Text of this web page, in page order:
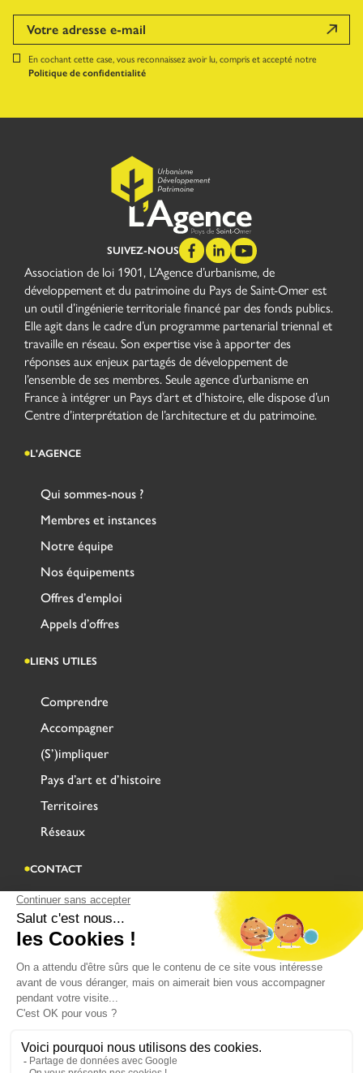
En cochant cette case, vous reconnaissez avoir lu, compris et accepté notre
Politique de confidentialité
SUIVEZ-NOUS
Association de loi 1901, L’Agence d’urbanisme, de
développement et du patrimoine du Pays de Saint-Omer est
un outil d’ingénierie territoriale financé par des fonds publics.
Elle agit dans le cadre d’un programme partenarial triennal et
travaille en réseau. Son expertise vise à apporter des
réponses aux enjeux partagés de développement de
l’ensemble de ses membres. Seule agence d’urbanisme en
France à intégrer un Pays d’art et d’histoire, elle dispose d’un
Centre d’interprétation de l’architecture et du patrimoine.
L'AGENCE
Qui sommes-nous ?
Membres et instances
Notre équipe
Nos équipements
Offres d’emploi
Appels d’offres
LIENS UTILES
Comprendre
Accompagner
(S’)impliquer
Pays d’art et d’histoire
Territoires
Réseaux
CONTACT
Adresse
Centre Administratif Saint Louis
Rue Saint-Sépulcre CS 90128
CONTACTEZ-NOUS
MENTIONS LÉGALES POLITIQUE DE CONFIDENTIALITÉ